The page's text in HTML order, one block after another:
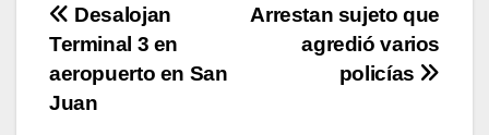
Navegación
de
entradas
Arrestan sujeto que
agredió varios
policías
Desalojan
Terminal 3 en
aeropuerto en San
Juan